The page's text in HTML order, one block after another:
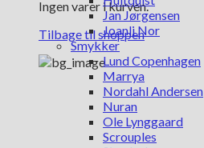
Ingen varer i kurven.
Tilbage til shoppen
Jan Jørgensen
Joanli Nor
Smykker
Lund Copenhagen
Marrya
Nordahl Andersen
Nuran
Ole Lynggaard
Scrouples